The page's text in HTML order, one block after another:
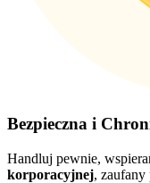
Bezpieczna i
Handluj pewnie,
korporacyjnej, zaufany